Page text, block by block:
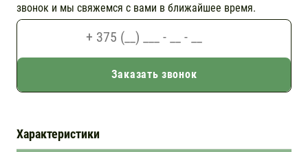
звонок и мы свяжемся с вами в ближайшее время.
Заказать звонок
Характеристики